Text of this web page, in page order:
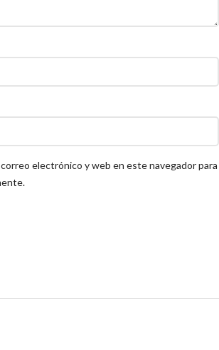
electrónico y web en este navegador para